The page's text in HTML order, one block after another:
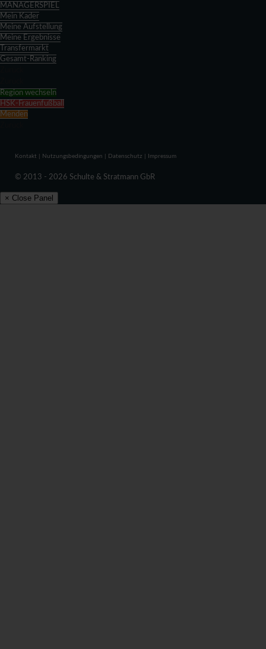
MANAGERSPIEL
Mein Kader
Meine Aufstellung
Meine Ergebnisse
Transfermarkt
Gesamt-Ranking
Region wechseln
HSK-Frauenfußball
Menden
Kontakt Nutzungsbedingungen Datenschutz Impressum
© 2013 - 2026 Schulte & Stratmann GbR
× Close Panel